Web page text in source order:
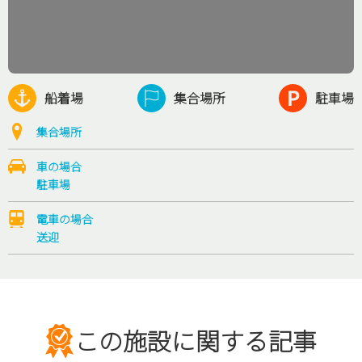
船着場 集合場所 駐車場
集合場所
車の場合
駐車場
電車の場合
送迎
この施設に関する記事